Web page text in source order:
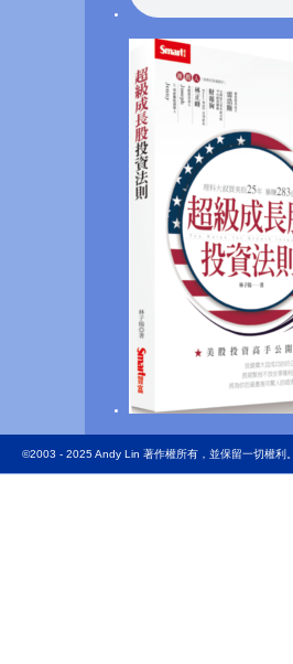
©2003 - 2025 Andy Lin 著作權所有，並保留一切權利。